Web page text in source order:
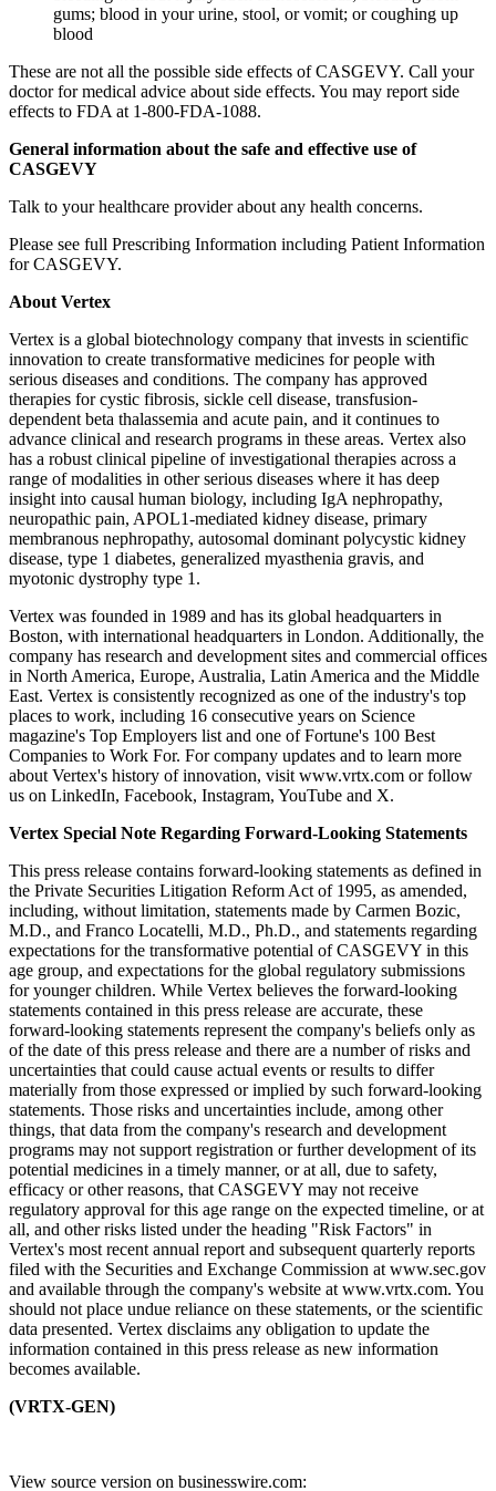
gums; blood in your urine, stool, or vomit; or coughing up
blood
These are not all the possible side effects of CASGEVY. Call your
doctor for medical advice about side effects. You may report side
effects to FDA at 1-800-FDA-1088.
General information about the safe and effective use of
CASGEVY
Talk to your healthcare provider about any health concerns.
Please see full Prescribing Information including Patient Information
for CASGEVY.
About Vertex
Vertex is a global biotechnology company that invests in scientific
innovation to create transformative medicines for people with
serious diseases and conditions. The company has approved
therapies for cystic fibrosis, sickle cell disease, transfusion-
dependent beta thalassemia and acute pain, and it continues to
advance clinical and research programs in these areas. Vertex also
has a robust clinical pipeline of investigational therapies across a
range of modalities in other serious diseases where it has deep
insight into causal human biology, including IgA nephropathy,
neuropathic pain, APOL1-mediated kidney disease, primary
membranous nephropathy, autosomal dominant polycystic kidney
disease, type 1 diabetes, generalized myasthenia gravis, and
myotonic dystrophy type 1.
Vertex was founded in 1989 and has its global headquarters in
Boston, with international headquarters in London. Additionally, the
company has research and development sites and commercial offices
in North America, Europe, Australia, Latin America and the Middle
East. Vertex is consistently recognized as one of the industry's top
places to work, including 16 consecutive years on Science
magazine's Top Employers list and one of Fortune's 100 Best
Companies to Work For. For company updates and to learn more
about Vertex's history of innovation, visit www.vrtx.com or follow
us on LinkedIn, Facebook, Instagram, YouTube and X.
Vertex Special Note Regarding Forward-Looking Statements
This press release contains forward-looking statements as defined in
the Private Securities Litigation Reform Act of 1995, as amended,
including, without limitation, statements made by Carmen Bozic,
M.D., and Franco Locatelli, M.D., Ph.D., and statements regarding
expectations for the transformative potential of CASGEVY in this
age group, and expectations for the global regulatory submissions
for younger children. While Vertex believes the forward-looking
statements contained in this press release are accurate, these
forward-looking statements represent the company's beliefs only as
of the date of this press release and there are a number of risks and
uncertainties that could cause actual events or results to differ
materially from those expressed or implied by such forward-looking
statements. Those risks and uncertainties include, among other
things, that data from the company's research and development
programs may not support registration or further development of its
potential medicines in a timely manner, or at all, due to safety,
efficacy or other reasons, that CASGEVY may not receive
regulatory approval for this age range on the expected timeline, or at
all, and other risks listed under the heading "Risk Factors" in
Vertex's most recent annual report and subsequent quarterly reports
filed with the Securities and Exchange Commission at www.sec.gov
and available through the company's website at www.vrtx.com. You
should not place undue reliance on these statements, or the scientific
data presented. Vertex disclaims any obligation to update the
information contained in this press release as new information
becomes available.
(VRTX-GEN)
View source version on businesswire.com: